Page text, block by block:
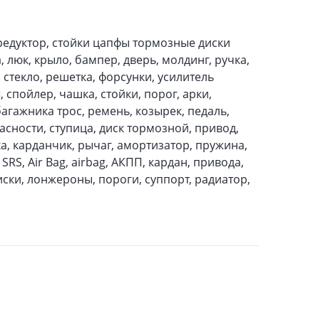
стойки цапфы тормозные диски
крыло, бампер, дверь, молдинг, ручка,
решетка, форсунки, усилитель
чашка, стойки, порог, арки,
трос, ремень, козырек, педаль,
ступица, диск тормозной, привод,
карданчик, рычаг, амортизатор, пружина,
Air Bag, airbag, АКПП, кардан, привода,
лонжероны, пороги, суппорт, радиатор,